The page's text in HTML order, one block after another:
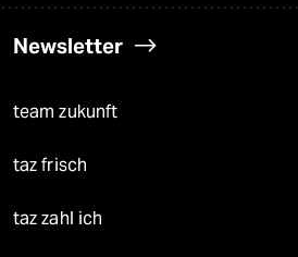
Newsletter
team zukunft
taz frisch
taz zahl ich